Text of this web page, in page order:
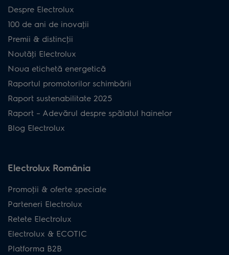
Despre Electrolux
100 de ani de inovaţii
Premii & distincţii
Noutăţi Electrolux
Noua etichetă energetică
Raportul promotorilor schimbării
Raport sustenabilitate 2025
Raport – Adevărul despre spălatul hainelor
Blog Electrolux
Electrolux România
Promoţii & oferte speciale
Parteneri Electrolux
Retete Electrolux
Electrolux & ECOTIC
Platforma B2B